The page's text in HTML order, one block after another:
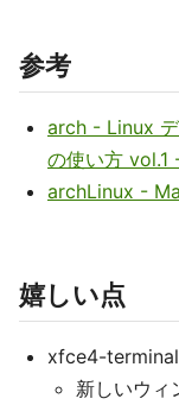
参考
arch - Linux
の使い方 vol.1
archLinux -
嬉しい点
xfce4-terminal
新しいウィ